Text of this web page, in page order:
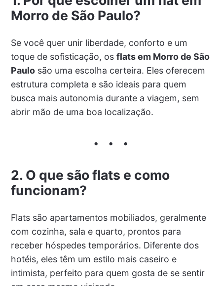
Morro de São Paulo?
Se você quer unir liberdade, conforto e um
toque de sofisticação, os flats em Morro de São
Paulosão uma escolha certeira. Eles oferecem
estrutura completa e são ideais para quem
busca mais autonomia durante a viagem, sem
abrir mão de uma boa localização.
2. O que são flats e como
funcionam?
Flats são apartamentos mobiliados, geralmente
com cozinha, sala e quarto, prontos para
receber hóspedes temporários. Diferente dos
hotéis, eles têm um estilo mais caseiro e
intimista, perfeito para quem gosta de se sentir